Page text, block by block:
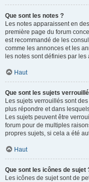
Que sont les notes ?
Les notes apparaissent en
première page du forum
est recommandé de les
comme les annonces et les
les notes sont définies par
Haut
Que sont les sujets
Les sujets verrouillés sont
plus répondre et dans
Les sujets peuvent être
forum pour de multiples
propres sujets, si cela a été
Haut
Que sont les icônes de sujet
Les icônes de sujet sont de